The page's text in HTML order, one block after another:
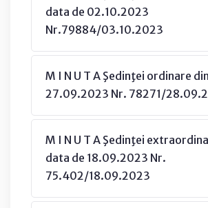
data de 02.10.2023
Nr.79884/03.10.2023
M I N U T A Şedinţei ordinare
27.09.2023 Nr. 78271/
M I N U T A Şedinţei
data de 18.09.2023 Nr.
75.402/18.09.2023